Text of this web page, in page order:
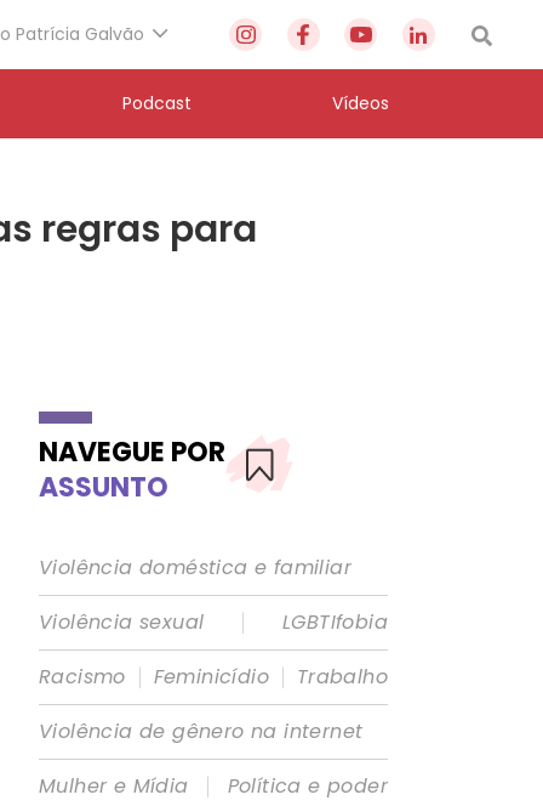
Patrícia Galvão
Podcast Vídeos
regras para
NAVEGUE POR
ASSUNTO
Violência doméstica e familiar
Violência sexual
|
LGBTIfobia
Racismo | Feminicídio | Trabalho
Violência de gênero na internet
Mulher e Mídia
|
Política e poder